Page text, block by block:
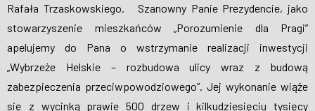
Rafała Trzaskowskiego. Szanowny Panie Prezydencie, jako
stowarzyszenie mieszkańców „Porozumienie dla Pragi”
apelujemy do Pana o wstrzymanie realizacji inwestycji
„Wybrzeże Helskie – rozbudowa ulicy wraz z budową
zabezpieczenia przeciwpowodziowego”. Jej wykonanie wiąże
się z wycinką prawie 500 drzew i kilkudziesięciu tysięcy